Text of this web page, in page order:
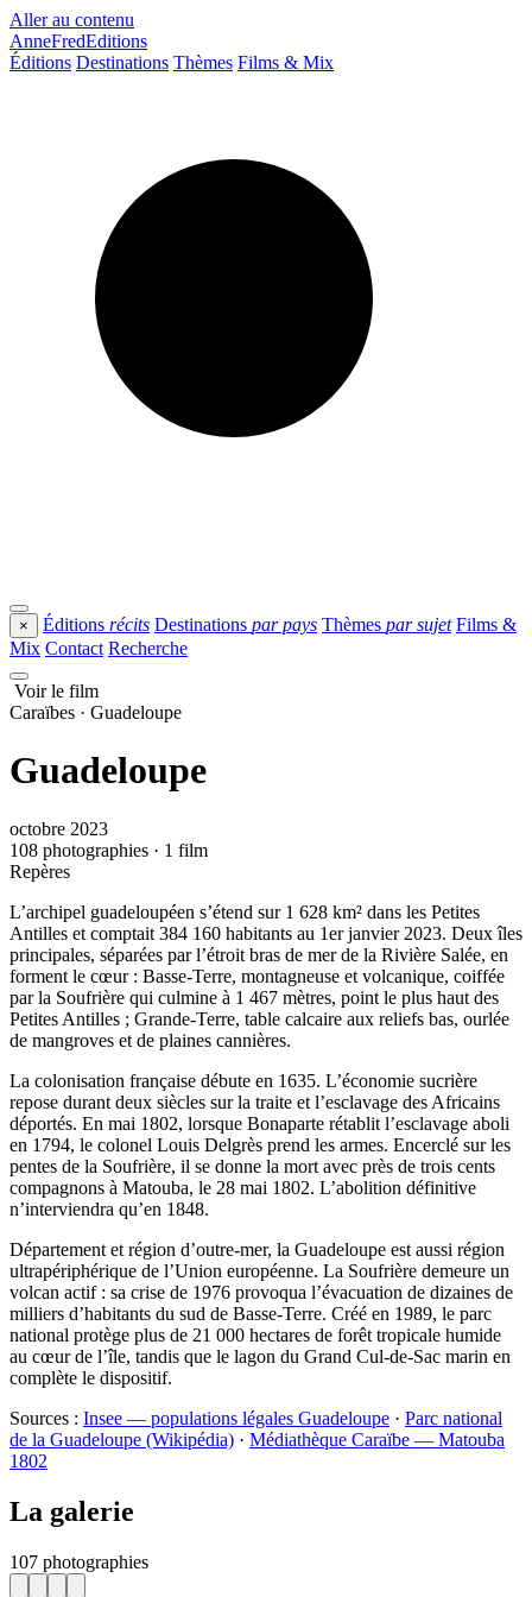
Aller au contenu
AnneFredEditions
Éditions Destinations Thèmes Films & Mix
× Éditions récits Destinations par pays Thèmes par sujet Films &
Mix Contact Recherche
Voir le film
Caraïbes · Guadeloupe
Guadeloupe
octobre 2023
108 photographies · 1 film
Repères
L’archipel guadeloupéen s’étend sur 1 628 km² dans les Petites
Antilles et comptait 384 160 habitants au 1er janvier 2023. Deux îles
principales, séparées par l’étroit bras de mer de la Rivière Salée, en
forment le cœur : Basse-Terre, montagneuse et volcanique, coiffée
par la Soufrière qui culmine à 1 467 mètres, point le plus haut des
Petites Antilles ; Grande-Terre, table calcaire aux reliefs bas, ourlée
de mangroves et de plaines cannières.
La colonisation française débute en 1635. L’économie sucrière
repose durant deux siècles sur la traite et l’esclavage des Africains
déportés. En mai 1802, lorsque Bonaparte rétablit l’esclavage aboli
en 1794, le colonel Louis Delgrès prend les armes. Encerclé sur les
pentes de la Soufrière, il se donne la mort avec près de trois cents
compagnons à Matouba, le 28 mai 1802. L’abolition définitive
n’interviendra qu’en 1848.
Département et région d’outre-mer, la Guadeloupe est aussi région
ultrapériphérique de l’Union européenne. La Soufrière demeure un
volcan actif : sa crise de 1976 provoqua l’évacuation de dizaines de
milliers d’habitants du sud de Basse-Terre. Créé en 1989, le parc
national protège plus de 21 000 hectares de forêt tropicale humide
au cœur de l’île, tandis que le lagon du Grand Cul-de-Sac marin en
complète le dispositif.
Sources : Insee — populations légales Guadeloupe · Parc national
de la Guadeloupe (Wikipédia) · Médiathèque Caraïbe — Matouba
1802
La galerie
107 photographies